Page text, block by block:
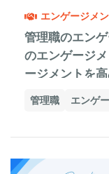
エンゲージメ
管理職のエン
のエンゲージ
ージメントを
管理職 エンゲ